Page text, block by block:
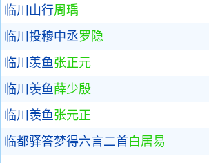
临川山行周瑀
临川投穆中丞罗隐
临川羡鱼张正元
临川羡鱼薛少殷
临川羡鱼张元正
临都驿答梦得六言二首白居易